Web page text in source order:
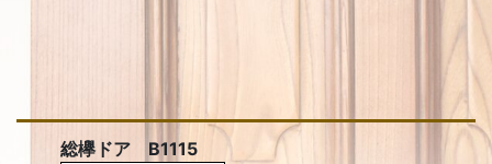
総欅ドア B1115